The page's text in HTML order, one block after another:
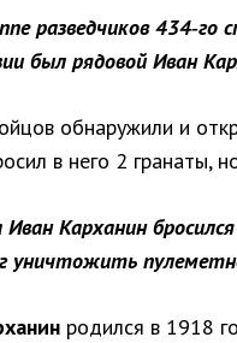
разведчиков 434‑го
был рядовойИван
обнаружили и
в него 2 гранаты,
Иван Карханин
уничтожить
родился в 1918